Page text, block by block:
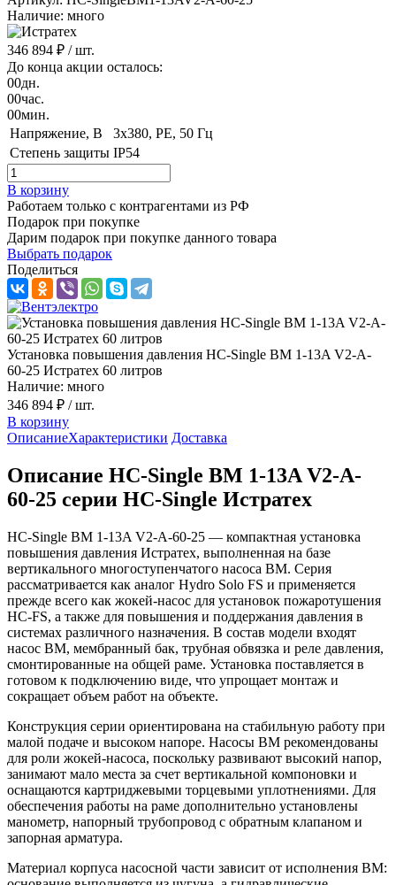
Наличие: много
346 894 ₽ / шт.
До конца акции осталось:
00дн.
00час.
00мин.
Напряжение, B
3x380, PE, 50 Гц
Степень защиты IP54
В корзину
Работаем только с контрагентами из РФ
Подарок при покупке
Дарим подарок при покупке данного товара
Выбрать подарок
Поделиться
Установка повышения давления HC-Single BM 1-13A V2-A-
60-25 Истратех 60 литров
Наличие: много
346 894 ₽ / шт.
В корзину
ОписаниеХарактеристики Доставка
Описание HC-Single BM 1-13A V2-A-
60-25 серии HC-Single Истратех
HC-Single BM 1-13A V2-A-60-25 — компактная установка
повышения давления Истратех, выполненная на базе
вертикального многоступенчатого насоса BM. Серия
рассматривается как аналог Hydro Solo FS и применяется
прежде всего как жокей-насос для установок пожаротушения
HC-FS, а также для повышения и поддержания давления в
системах различного назначения. В состав модели входят
насос BM, мембранный бак, трубная обвязка и реле давления,
смонтированные на общей раме. Установка поставляется в
готовом к подключению виде, что упрощает монтаж и
сокращает объем работ на объекте.
Конструкция серии ориентирована на стабильную работу при
малой подаче и высоком напоре. Насосы BM рекомендованы
для роли жокей-насоса, поскольку развивают высокий напор,
занимают мало места за счет вертикальной компоновки и
оснащаются картриджевыми торцевыми уплотнениями. Для
обеспечения работы на раме дополнительно установлены
манометр, напорный трубопровод с обратным клапаном и
запорная арматура.
Материал корпуса насосной части зависит от исполнения BM: